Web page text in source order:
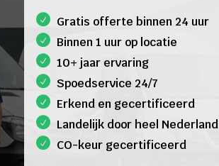
Gratis offerte binnen 24 uur
Binnen 1 uur op locatie
10+ jaar ervaring
Spoedservice 24/7
Erkend en gecertificeerd
Landelijk door heel Nederland
CO-keur gecertificeerd